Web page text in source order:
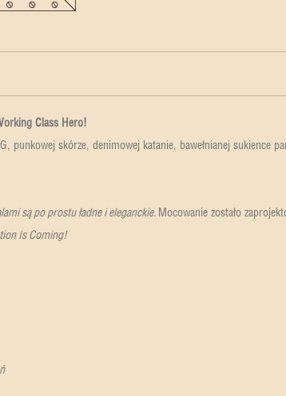
Class Hero!
punkowej skórze, denimowej katanie, bawełnianej sukience
są po prostu ładne i eleganckie. Mocowanie zostało
Is Coming!